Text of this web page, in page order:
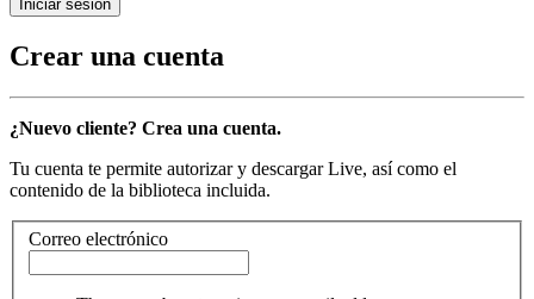
Crear una cuenta
¿Nuevo cliente? Crea una cuenta.
Tu cuenta te permite autorizar y descargar Live, así como el
contenido de la biblioteca incluida.
Correo electrónico